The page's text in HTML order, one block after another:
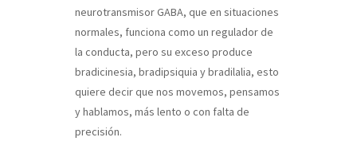
neurotransmisor GABA, que en situaciones
normales, funciona como un regulador de
la conducta, pero su exceso produce
bradicinesia, bradipsiquia y bradilalia, esto
quiere decir que nos movemos, pensamos
y hablamos, más lento o con falta de
precisión.